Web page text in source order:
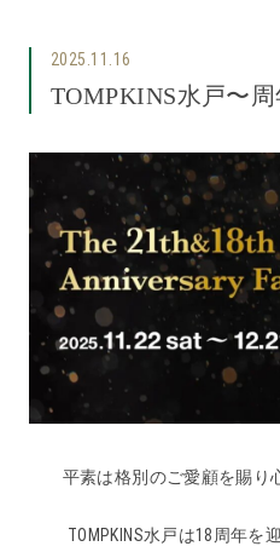
2025.11.16
TOMPKINS水戸〜周
平素は格別のご愛顧を賜り
TOMPKINS水戸は18周年を